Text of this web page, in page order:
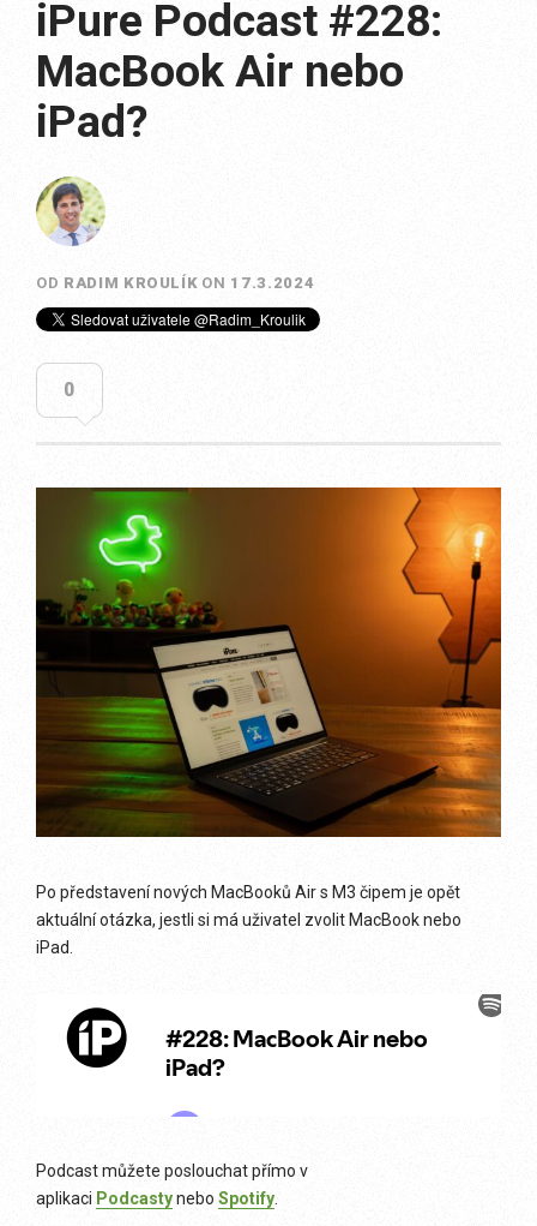
iPure Podcast #228:
MacBook Air nebo
iPad?
OD RADIM KROULÍK ON 17.3.2024
0
Po představení nových MacBooků Air s M3 čipem je opět
aktuální otázka, jestli si má uživatel zvolit MacBook nebo
iPad.
Podcast můžete poslouchat přímo v
aplikaci Podcastynebo Spotify